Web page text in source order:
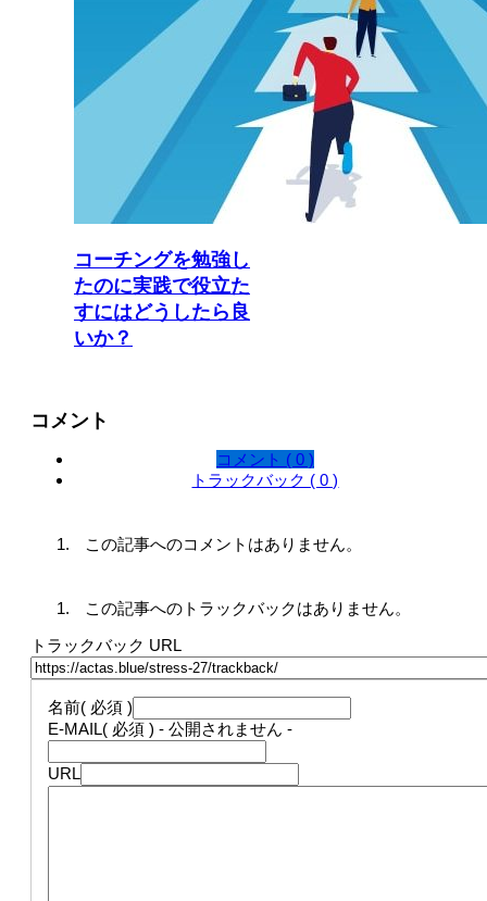
コーチングを勉強し
たのに実践で役立た
すにはどうしたら良
いか？
コメント
コメント ( 0 )
トラックバック ( 0 )
この記事へのコメントはありません。
この記事へのトラックバックはありません。
トラックバック URL
名前( 必須 )
E-MAIL( 必須 ) - 公開されません -
URL